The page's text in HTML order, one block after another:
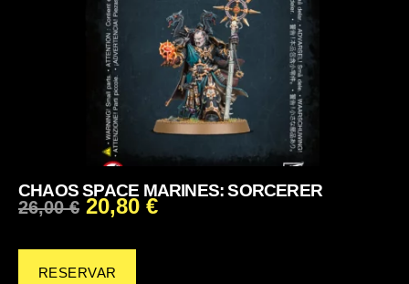
CHAOS SPACE MARINES: SORCERER
26,00€ 20,80 €
RESERVAR